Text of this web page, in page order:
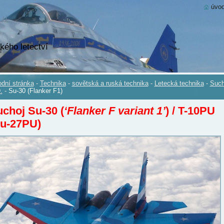
letectví
stránka - Technika - sovětská a ruská technika - Letecká technika -
- Su-30 (Flanker F1)
Su-30 (‘Flanker F variant 1’) / T-10PU
27PU)